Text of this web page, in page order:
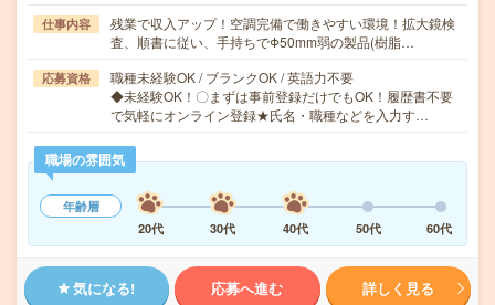
仕事内容
残業で収入アップ！空調完備で働きやすい環境！拡大鏡検
査、順書に従い、手持ちでΦ50mm弱の製品(樹脂…
応募資格
職種未経験OK / ブランクOK / 英語力不要
◆未経験OK！〇まずは事前登録だけでもOK！履歴書不要
で気軽にオンライン登録★氏名・職種などを入力す…
職場の雰囲気
年齢層
20代
30代 40代 50代 60代
気になる! 応募へ進む 詳しく見る